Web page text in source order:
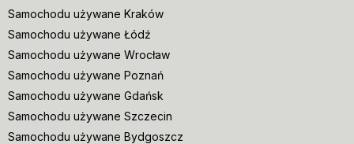
Samochodu używane Kraków
Samochodu używane Łódź
Samochodu używane Wrocław
Samochodu używane Poznań
Samochodu używane Gdańsk
Samochodu używane Szczecin
Samochodu używane Bydgoszcz